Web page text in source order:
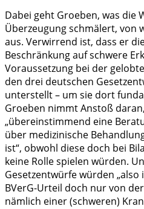
Dabei geht Groeben, was die
Überzeugung schmälert, von
aus. Verwirrend ist, dass er
Beschränkung auf schwere
Voraussetzung bei der
den drei deutschen
unterstellt – um sie dort
Groeben nimmt Anstoß
„übereinstimmend eine
über medizinische
ist“, obwohl diese doch bei
keine Rolle spielen würden.
Gesetzentwürfe würden
BVerG-Urteil doch nur von
nämlich einer (schweren)